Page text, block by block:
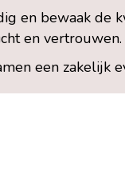
en bewaak de
en vertrouwen.
een zakelijk